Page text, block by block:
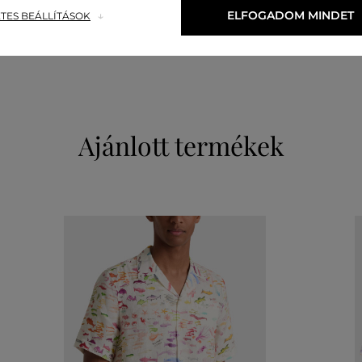
55 % 45 %
Ajánlott termékek
BEÁLLÍTÁSOK ELFOGADOM MINDET